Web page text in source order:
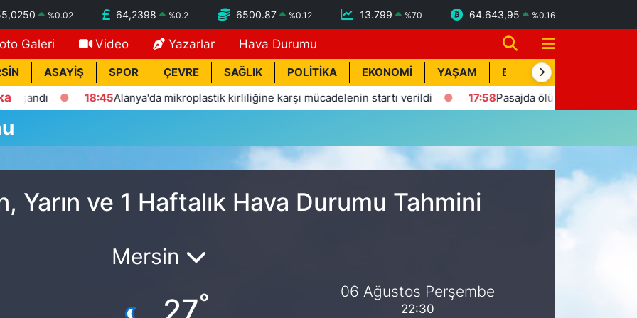
%0.02 64,2398 %0.2 6500.87 %0.12 13.799 %70 64.643,95 %0.16
Galeri Video Yazarlar Hava Durumu
ASAYİŞ SPOR ÇEVRE SAĞLIK POLİTİKA EKONOMİ YAŞAM BİK İLAN
18:45Alanya'da mikroplastik kirliliğine karşı mücadelenin startı verildi 17:58Pasajda ölü bulunan Eyüp Can
Yarın ve 1 Haftalık Hava Durumu Tahmini
Mersin
27° 06 Ağustos Perşembe
22:30